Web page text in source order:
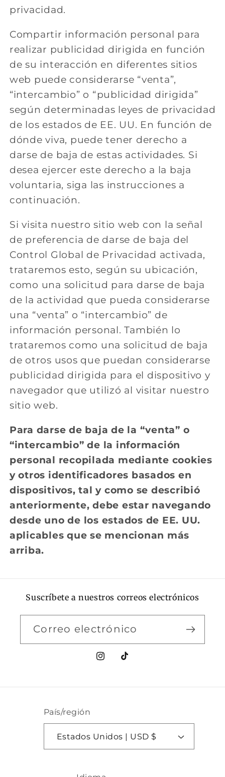
privacidad.
Compartir información personal para
realizar publicidad dirigida en función
de su interacción en diferentes sitios
web puede considerarse “venta”,
“intercambio” o “publicidad dirigida”
según determinadas leyes de privacidad
de los estados de EE. UU. En función de
dónde viva, puede tener derecho a
darse de baja de estas actividades. Si
desea ejercer este derecho a la baja
voluntaria, siga las instrucciones a
continuación.
Si visita nuestro sitio web con la señal
de preferencia de darse de baja del
Control Global de Privacidad activada,
trataremos esto, según su ubicación,
como una solicitud para darse de baja
de la actividad que pueda considerarse
una “venta” o “intercambio” de
información personal. También lo
trataremos como una solicitud de baja
de otros usos que puedan considerarse
publicidad dirigida para el dispositivo y
navegador que utilizó al visitar nuestro
sitio web.
Para darse de baja de la “venta” o
“intercambio” de la información
personal recopilada mediante cookies
y otros identificadores basados en
dispositivos, tal y como se describió
anteriormente, debe estar navegando
desde uno de los estados de EE. UU.
aplicables que se mencionan más
arriba.
Suscríbete a nuestros correos electrónicos
Correo electrónico
Instagram
TikTok
País/región
Estados Unidos | USD $